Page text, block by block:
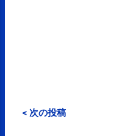
< 次の投稿